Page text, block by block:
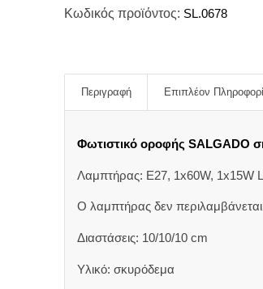
Κωδικός προϊόντος: SL.0678
Περιγραφή Επιπλέον
Φωτιστικό οροφής SALGADO
Λαμπτήρας: E27, 1x60W, 1x15W
Ο λαμπτήρας δεν
Διαστάσεις: 10/10/10 cm
Υλικό: σκυρόδεμα